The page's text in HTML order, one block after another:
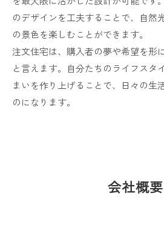
のデザインを工夫することで、自然
の景色を楽しむことができます。
注文住宅は、購入者の夢や希望を形
と言えます。自分たちのライフスタ
まいを作り上げることで、日々の生
のになります。
会社概要